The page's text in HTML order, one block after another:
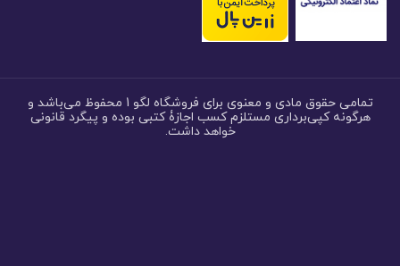
تمامی حقوق مادی و معنوی برای فروشگاه لگو 1 محفوظ می‌باشد و
هرگونه کپی‌برداری مستلزم کسب اجازۀ کتبی بوده و پیگرد قانونی
خواهد داشت.